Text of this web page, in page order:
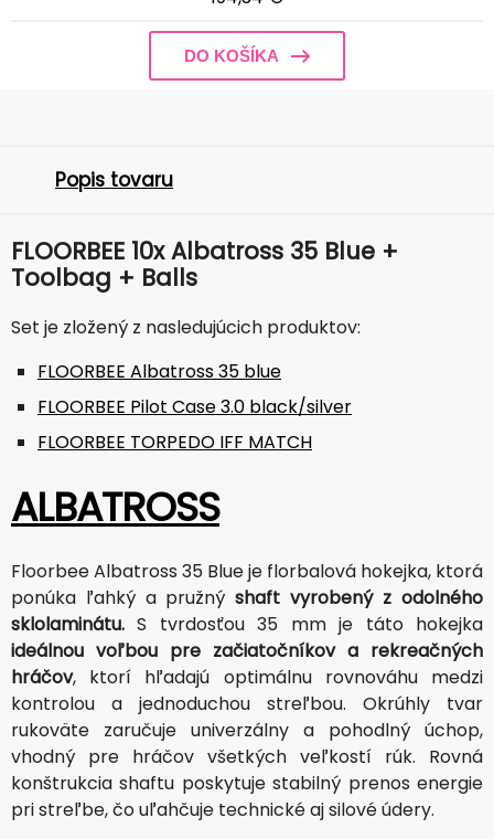
DO KOŠÍKA
Popis tovaru
FLOORBEE 10x Albatross 35 Blue +
Toolbag + Balls
Set je zložený z nasledujúcich produktov:
FLOORBEE Albatross 35 blue
FLOORBEE Pilot Case 3.0 black/silver
FLOORBEE TORPEDO IFF MATCH
ALBATROSS
Floorbee Albatross 35 Blue je florbalová hokejka, ktorá
ponúka ľahký a pružný shaft vyrobený z odolného
sklolaminátu. S tvrdosťou 35 mm je táto hokejka
ideálnou voľbou pre začiatočníkov a rekreačných
hráčov, ktorí hľadajú optimálnu rovnováhu medzi
kontrolou a jednoduchou streľbou. Okrúhly tvar
rukoväte zaručuje univerzálny a pohodlný úchop,
vhodný pre hráčov všetkých veľkostí rúk. Rovná
konštrukcia shaftu poskytuje stabilný prenos energie
pri streľbe, čo uľahčuje technické aj silové údery.